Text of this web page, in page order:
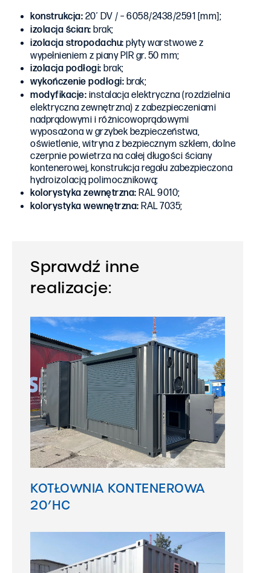
konstrukcja: 20′ DV / – 6058/2438/2591 [mm];
izolacja ścian: brak;
izolacja stropodachu: płyty warstwowe z
wypełnieniem z piany PIR gr. 50 mm;
izolacja podłogi: brak;
wykończenie podłogi: brak;
modyfikacje: instalacja elektryczna (rozdzielnia
elektryczna zewnętrzna) z zabezpieczeniami
nadprądowymi i różnicowoprądowymi
wyposażona w grzybek bezpieczeństwa,
oświetlenie, witryna z bezpiecznym szkłem, dolne
czerpnie powietrza na całej długości ściany
kontenerowej, konstrukcja regału zabezpieczona
hydroizolacją polimocznikową;
kolorystyka zewnętrzna: RAL 9010;
kolorystyka wewnętrzna: RAL 7035;
Sprawdź inne
realizacje:
KOTŁOWNIA KONTENEROWA
20’HC